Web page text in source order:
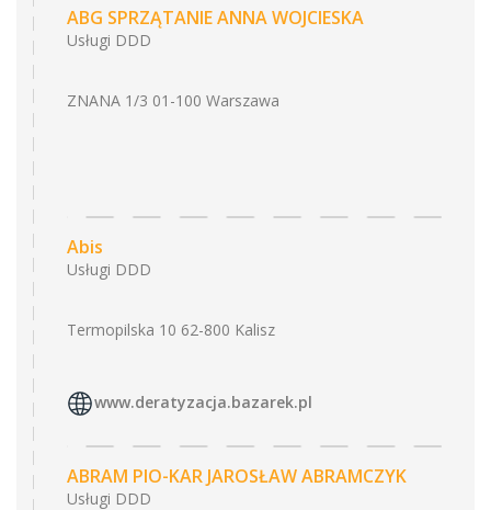
ABG SPRZĄTANIE ANNA WOJCIESKA
Usługi DDD
ZNANA 1/3 01-100 Warszawa
Abis
Usługi DDD
Termopilska 10 62-800 Kalisz
www.deratyzacja.bazarek.pl
ABRAM PIO-KAR JAROSŁAW ABRAMCZYK
Usługi DDD